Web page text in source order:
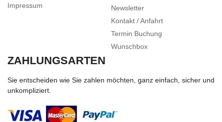
Impressum
Newsletter
Kontakt / Anfahrt
Termin Buchung
Wunschbox
ZAHLUNGSARTEN
Sie entscheiden wie Sie zahlen möchten, ganz einfach, sicher und
unkompliziert.